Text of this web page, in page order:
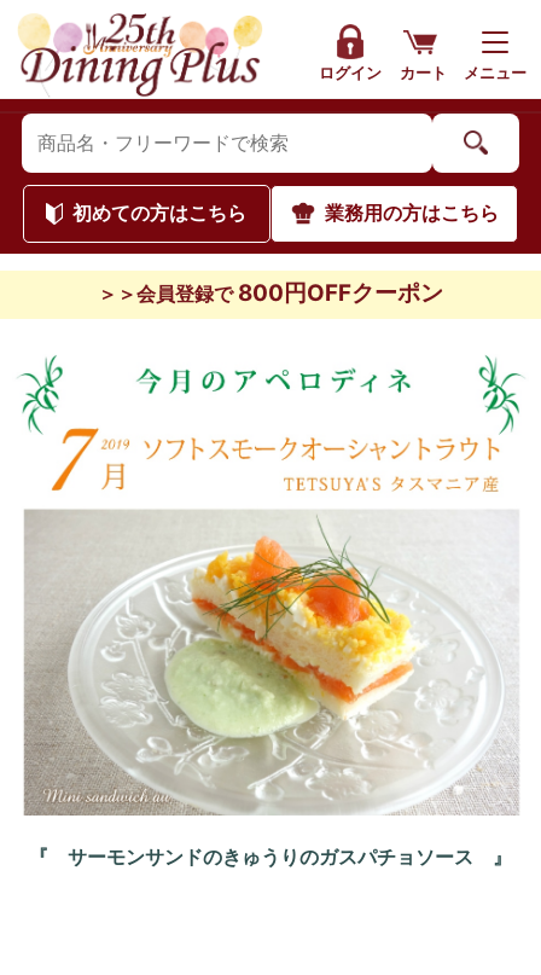
ログイン カート メニュー
初めての方はこちら 業務用の方はこちら
＞＞会員登録で 800円OFFクーポン
『 サーモンサンドのきゅうりのガスパチョソース 』